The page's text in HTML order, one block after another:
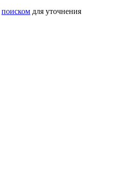
поиском для уточнения